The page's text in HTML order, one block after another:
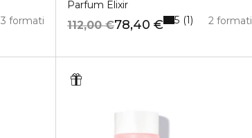
3 formati
Parfum Elixir
78,40 €
112,00 € 2 formati
5 1